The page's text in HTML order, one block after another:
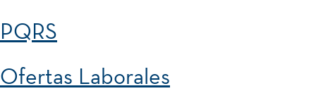
PQRS
Ofertas Laborales